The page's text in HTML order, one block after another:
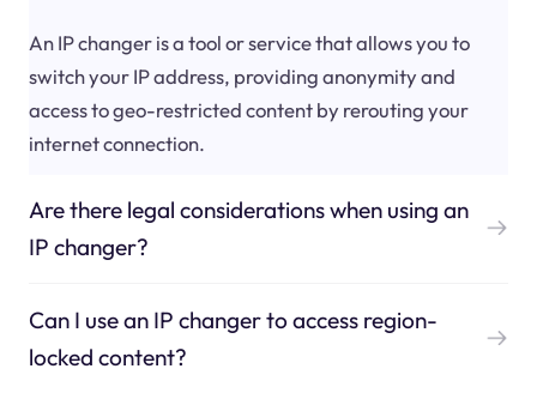
An IP changer is a tool or service that allows you to
switch your IP address, providing anonymity and
access to geo-restricted content by rerouting your
internet connection.
Are there legal considerations when using an
IP changer?
Can I use an IP changer to access region-
locked content?